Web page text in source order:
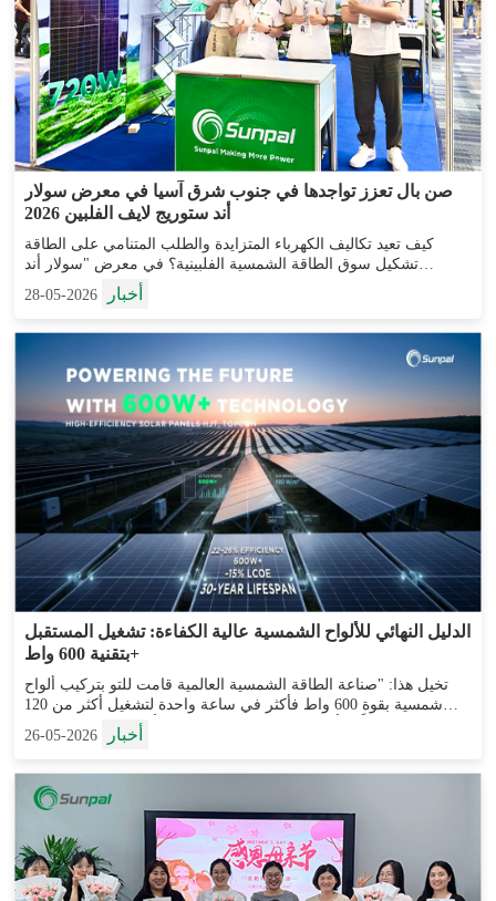
صن بال تعزز تواجدها في جنوب شرق آسيا في معرض سولار
أند ستوريج لايف الفلبين 2026
كيف تعيد تكاليف الكهرباء المتزايدة والطلب المتنامي على الطاقة
تشكيل سوق الطاقة الشمسية الفلبينية؟ في معرض "سولار أند
ستوريدج لايف الفلبين 2026"، كان الجواب واضحًا في كل محادثة،
أخبار 2026-05-28
الدليل النهائي للألواح الشمسية عالية الكفاءة: تشغيل المستقبل
بتقنية 600 واط+
تخيل هذا: "صناعة الطاقة الشمسية العالمية قامت للتو بتركيب ألواح
شمسية بقوة 600 واط فأكثر في ساعة واحدة لتشغيل أكثر من 120
مبنى تجارياً"—أكثر مما يمكن لمدن صغيرة بأكملها استهلاكه. وهذا
أخبار 2026-05-26